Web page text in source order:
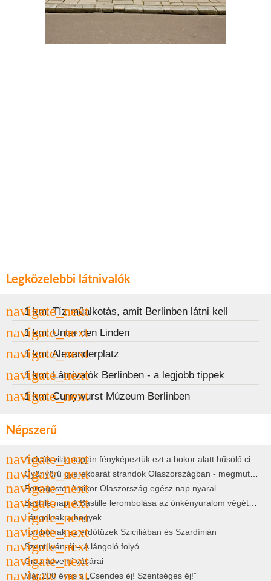
Legközelebbi látnivalók
1 km: Tíz műalkotás, amit Berlinben látni kell
1 km: Unter den Linden
1 km: Alexanderplatz
1 km: Látnivalók Berlinben - a legjobb tippek
1 km: Currywurst Múzeum Berlinben
Népszerű
A cicák világnapján fényképeztük ezt a bokor alatt hűsölő cicát Kisorosziban
Gyönyörű gyerekbarát strandok Olaszországban - megmutatjuk a 15 legjobbat
Ferragosto: Amikor Olaszország egész nap nyaral
Bastille nap: A Bastille lerombolása az önkényuralom végét jelentette
Lángolnak a hegyek
Tombolnak az erdőtüzek Szicíliában és Szardínián
Szent Iván-éj – A lángoló folyó
Graz adventi vásárai
Már 200 éves a „Csendes éj! Szentséges éj!”